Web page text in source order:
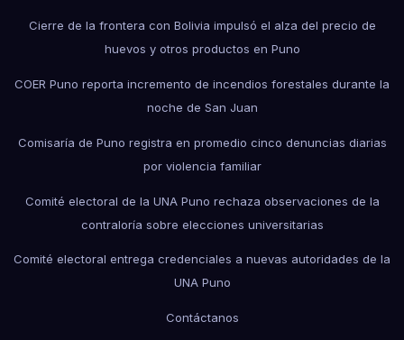
Cierre de la frontera con Bolivia impulsó el alza del precio de
huevos y otros productos en Puno
COER Puno reporta incremento de incendios forestales durante la
noche de San Juan
Comisaría de Puno registra en promedio cinco denuncias diarias
por violencia familiar
Comité electoral de la UNA Puno rechaza observaciones de la
contraloría sobre elecciones universitarias
Comité electoral entrega credenciales a nuevas autoridades de la
UNA Puno
Contáctanos